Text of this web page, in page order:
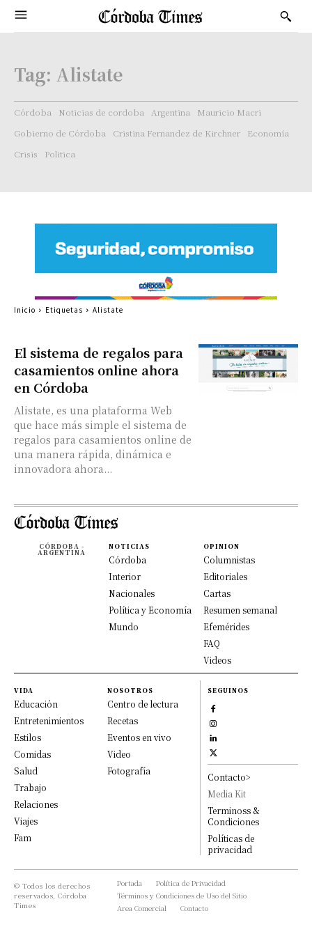
Tag: Alistate
Córdoba Noticias de cordoba Argentina
Mauricio Macri
Gobierno de Córdoba
Cristina Fernandez de Kirchner
Economía
Crisis
Politica
El sistema de regalos para
casamientos online ahora
en Córdoba
Alistate, es una plataforma Web
que hace más simple el sistema de
regalos para casamientos online de
una manera rápida, dinámica e
innovadora ahora...
Inicio Etiquetas Alistate
CÓRDOBA -
ARGENTINA
NOTICIAS
Córdoba
Interior
Nacionales
Política y Economía
Mundo
OPINION
Columnistas
Editoriales
Cartas
Resumen semanal
Efemérides
FAQ
Videos
VIDA
Educación
Entretenimientos
Estilos
Comidas
Salud
Trabajo
Relaciones
Viajes
Fam
NOSOTROS
Centro de lectura
Recetas
Eventos en vivo
Video
Fotografía
SEGUINOS
Contacto>
Media Kit
Terminoss &
Condiciones
Políticas de
privacidad
© Todos los derechos
reservados, Córdoba
Times
Portada
Política de Privacidad
Términos y Condiciones de Uso del Sitio
Area Comercial
Contacto